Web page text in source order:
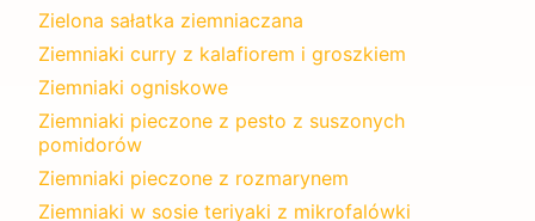
Zielona sałatka ziemniaczana
Ziemniaki curry z kalafiorem i groszkiem
Ziemniaki ogniskowe
Ziemniaki pieczone z pesto z suszonych
pomidorów
Ziemniaki pieczone z rozmarynem
Ziemniaki w sosie teriyaki z mikrofalówki